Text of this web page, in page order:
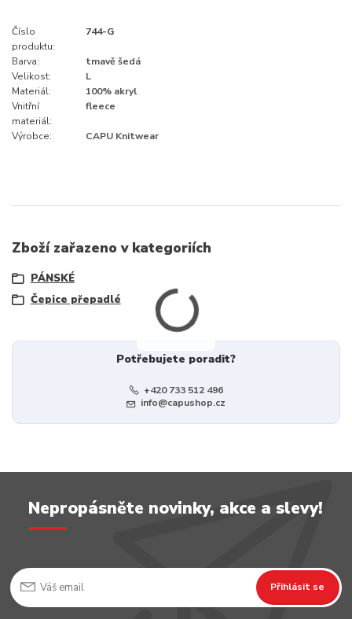
Číslo
produktu:
744-G
Barva:
tmavě šedá
Velikost:
L
Materiál:
100% akryl
Vnitřní
materiál:
fleece
Výrobce: CAPU Knitwear
Zboží zařazeno v kategoriích
PÁNSKÉ
Čepice přepadlé
Potřebujete poradit?
+420 733 512 496
info@capushop.cz
Nepropásněte novinky, akce a slevy!
Přihlásit se